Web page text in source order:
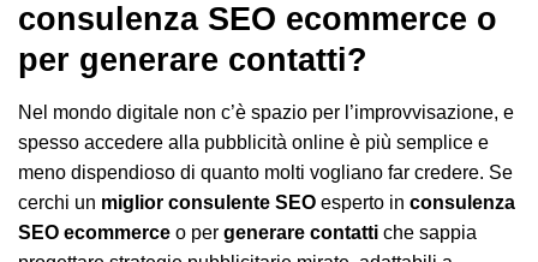
consulenza SEO ecommerce o
per generare contatti?
Nel mondo digitale non c’è spazio per l’improvvisazione, e
spesso accedere alla pubblicità online è più semplice e
meno dispendioso di quanto molti vogliano far credere. Se
cerchi un miglior consulente SEO esperto in consulenza
SEO ecommerce o per generare contatti che sappia